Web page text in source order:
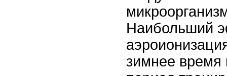
Наибольший
зимнее время